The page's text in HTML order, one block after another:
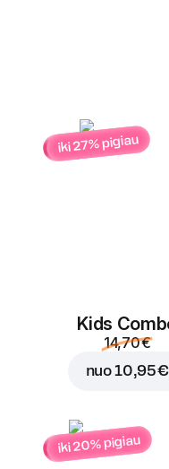
Spicy
iki 27% pigiau
Kids
14,70 €
nuo10,95 €
iki 20% pigiau